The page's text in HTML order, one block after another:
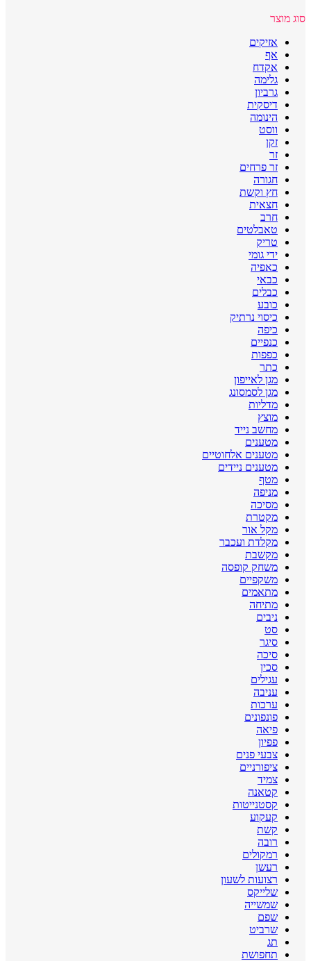
סוג מוצר
אזיקים
אף
אקדח
גלימה
גרביון
דיסקית
הינומה
ווסט
זקן
זר
זר פרחים
חגורה
חץ וקשת
חצאית
חרב
טאבלטים
טריק
ידי גומי
כאפיה
כבאי
כבלים
כובע
כיסוי נרתיק
כיפה
כנפיים
כפפות
כתר
מגן לאייפון
מגן לסמסונג
מדליות
מוצץ
מחשב נייד
מטענים
מטענים אלחוטיים
מטענים ניידים
מטף
מניפה
מסיכה
מקטרת
מקל אור
מקלדת ועכבר
מקשבת
משחק קופסה
משקפיים
מתאמים
מתיחה
ניבים
סט
סיגר
סיכה
סכין
עגילים
עניבה
ערכות
פונפונים
פיאה
פפיון
צבעי פנים
ציפורניים
צמיד
קטאנה
קסטנייטות
קעקוע
קשת
רובה
רמקולים
רעשן
רצועות לשעון
שלייקס
שמשייה
שפם
שרביט
תג
תחפושת